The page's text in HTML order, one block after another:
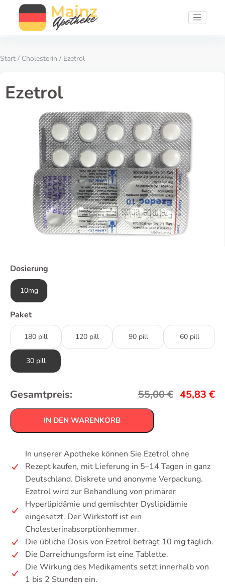
Start / Cholesterin / Ezetrol
Ezetrol
Dosierung
10mg
Paket
180 pill 120 pill 90 pill 60 pill
30 pill
Gesamtpreis: 55,00€ 45,83 €
IN DEN WARENKORB
In unserer Apotheke können Sie Ezetrol ohne
Rezept kaufen, mit Lieferung in 5–14 Tagen in ganz
Deutschland. Diskrete und anonyme Verpackung.
Ezetrol wird zur Behandlung von primärer
Hyperlipidämie und gemischter Dyslipidämie
eingesetzt. Der Wirkstoff ist ein
Cholesterinabsorptionhemmer.
Die übliche Dosis von Ezetrol beträgt 10 mg täglich.
Die Darreichungsform ist eine Tablette.
Die Wirkung des Medikaments setzt innerhalb von
1 bis 2 Stunden ein.